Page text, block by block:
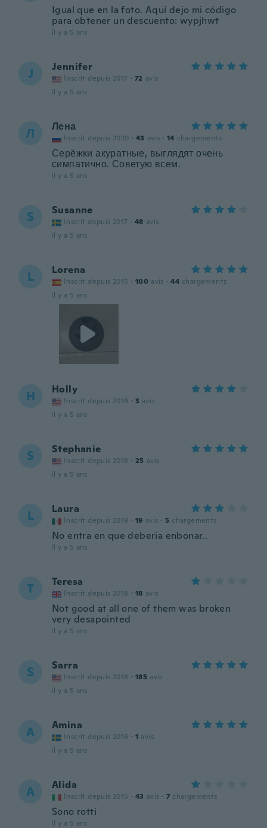
Igual que en la foto. Aquí dejo mi código
para obtener un descuento: wypjhwt
il y a 5 ans
J Jennifer
Inscrit depuis 2017 · 72 avis
il y a 5 ans
Л Лена
Inscrit depuis 2020 · 43 avis · 14 chargements
Серёжки акуратные, выглядят очень
симпатично. Советую всем.
il y a 5 ans
S Susanne
Inscrit depuis 2017 · 48 avis
il y a 5 ans
L Lorena
Inscrit depuis 2015 · 100 avis · 44 chargements
il y a 5 ans
H Holly
Inscrit depuis 2019 · 3 avis
il y a 5 ans
S Stephanie
Inscrit depuis 2018 · 25 avis
il y a 5 ans
L Laura
Inscrit depuis 2019 · 19 avis · 5 chargements
No entra en que deberia enbonar..
il y a 5 ans
T Teresa
Inscrit depuis 2018 · 18 avis
Not good at all one of them was broken
very desapointed
il y a 5 ans
S Sarra
Inscrit depuis 2018 · 185 avis
il y a 5 ans
A Amina
Inscrit depuis 2016 · 1 avis
il y a 5 ans
A Alida
Inscrit depuis 2015 · 43 avis · 7 chargements
Sono rotti
il y a 5 ans